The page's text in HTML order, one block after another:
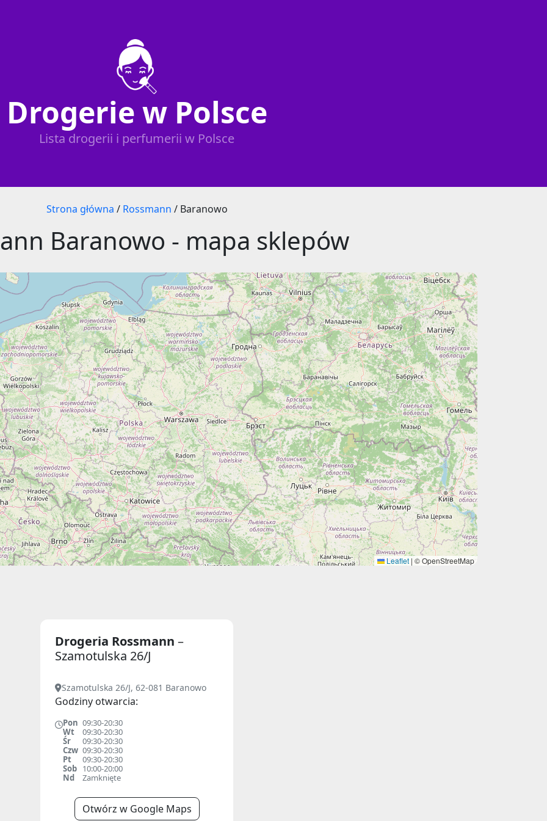
Drogerie w Polsce
Lista drogerii i perfumerii w Polsce
Strona główna / Rossmann / Baranowo
Baranowo - mapa sklepów
Leaflet | © OpenStreetMap
Drogeria Rossmann –
Szamotulska 26/J
Szamotulska 26/J, 62-081 Baranowo
Godziny otwarcia:
Pon 09:30-20:30
Wt
09:30-20:30
Śr
09:30-20:30
Czw 09:30-20:30
Pt
09:30-20:30
Sob 10:00-20:00
Nd
Zamknięte
Otwórz w Google Maps